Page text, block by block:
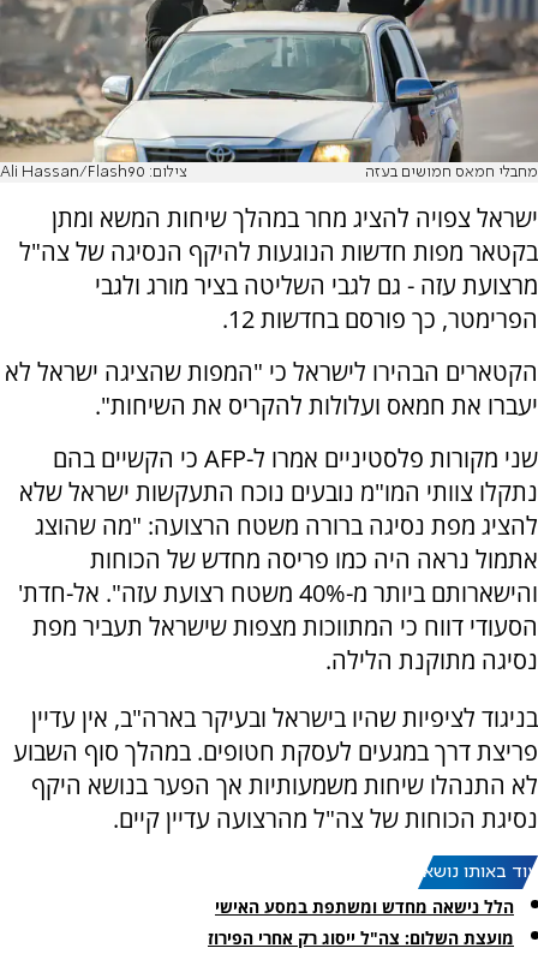
מחבלי חמאס חמושים בעזה צילום: Ali Hassan/Flash90
ישראל צפויה להציג מחר במהלך שיחות המשא ומתן
בקטאר מפות חדשות הנוגעות להיקף הנסיגה של צה"ל
מרצועת עזה - גם לגבי השליטה בציר מורג ולגבי
הפרימטר, כך פורסם בחדשות 12.
הקטארים הבהירו לישראל כי "המפות שהציגה ישראל לא
יעברו את חמאס ועלולות להקריס את השיחות".
שני מקורות פלסטיניים אמרו ל-AFP כי הקשיים בהם
נתקלו צוותי המו"מ נובעים נוכח התעקשות ישראל שלא
להציג מפת נסיגה ברורה משטח הרצועה: "מה שהוצג
אתמול נראה היה כמו פריסה מחדש של הכוחות
והישארותם ביותר מ-40% משטח רצועת עזה". אל-חדת'
הסעודי דווח כי המתווכות מצפות שישראל תעביר מפת
נסיגה מתוקנת הלילה.
בניגוד לציפיות שהיו בישראל ובעיקר בארה"ב, אין עדיין
פריצת דרך במגעים לעסקת חטופים. במהלך סוף השבוע
לא התנהלו שיחות משמעותיות אך הפער בנושא היקף
נסיגת הכוחות של צה"ל מהרצועה עדיין קיים.
עוד באותו נושא:
הלל נישאה מחדש ומשתפת במסע האישי
מועצת השלום: צה"ל ייסוג רק אחרי הפירוז